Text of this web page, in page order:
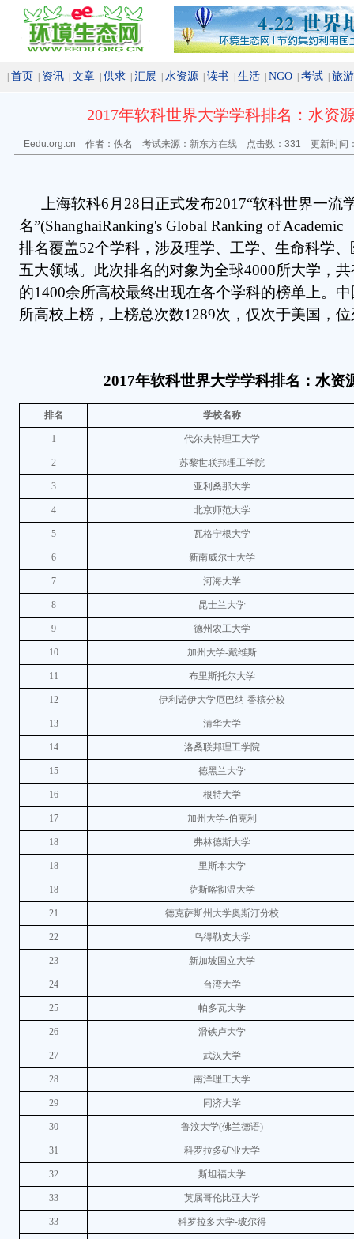
首页 资讯 文章 供求 汇展 水资源 读书 生活 NGO 考试 旅游
2017年软科世界大学学科排名：水资
Eedu.org.cn 作者：佚名 考试来源： 新东方在线 点击数： 331 更新时间
上海软科6月28日正式发布2017“软科世界一流
名”(ShanghaiRanking's Global Ranking of Academic
排名覆盖52个学科，涉及理学、工学、生命科学
五大领域。此次排名的对象为全球4000所大学，
的1400余所高校最终出现在各个学科的榜单上。
所高校上榜，上榜总次数1289次，仅次于美国，
2017年软科世界大学学科排名：水资
排名 学校名称
1 代尔夫特理工大学
2 苏黎世联邦理工学院
3 亚利桑那大学
4 北京师范大学
5 瓦格宁根大学
6 新南威尔士大学
7 河海大学
8 昆士兰大学
9 德州农工大学
10 加州大学-戴维斯
11 布里斯托尔大学
12 伊利诺伊大学厄巴纳-香槟分校
13 清华大学
14 洛桑联邦理工学院
15 德黑兰大学
16 根特大学
17 加州大学-伯克利
18 弗林德斯大学
18 里斯本大学
18 萨斯喀彻温大学
21 德克萨斯州大学奥斯汀分校
22 乌得勒支大学
23 新加坡国立大学
24 台湾大学
25 帕多瓦大学
26 滑铁卢大学
27 武汉大学
28 南洋理工大学
29 同济大学
30 鲁汶大学(佛兰德语)
31 科罗拉多矿业大学
32 斯坦福大学
33 英属哥伦比亚大学
33 科罗拉多大学-玻尔得